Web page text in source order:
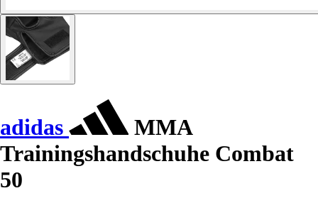
adidas
MMA
Trainingshandschuhe Combat
50